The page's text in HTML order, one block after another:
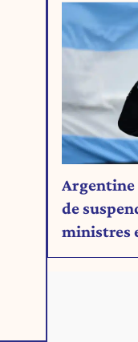
Argentine
de
ministres
déficit